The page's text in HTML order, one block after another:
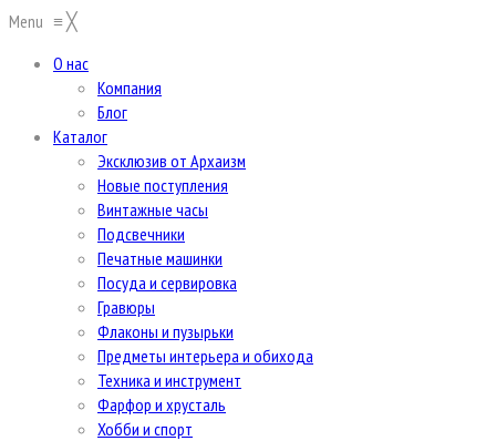
Menu ≡╳
О нас
Компания
Блог
Каталог
Эксклюзив от Архаизм
Новые поступления
Винтажные часы
Подсвечники
Печатные машинки
Посуда и сервировка
Гравюры
Флаконы и пузырьки
Предметы интерьера и обихода
Техника и инструмент
Фарфор и хрусталь
Хобби и спорт